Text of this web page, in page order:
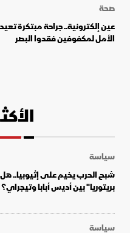
صحة
عين إلكترونية.. جراحة مبتكرة تعيد
الأمل لمكفوفين فقدوا البصر
سياسة
شبح الحرب يخيم على إثيوبيا..
بريتوريا" بين أديس أبابا وتيجراي؟
سياسة